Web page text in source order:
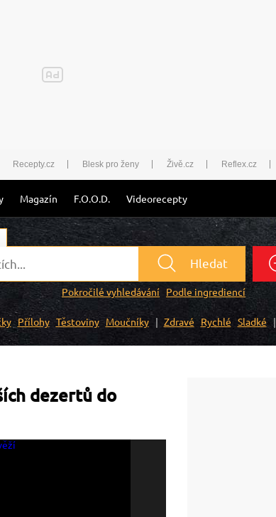
Recepty.cz Blesk pro ženy Živě.cz Reflex.cz
Magazín F.O.O.D. Videorecepty
Hledat
Pokročilé vyhledávání Podle ingrediencí
Přílohy Těstoviny Moučníky Zdravé Rychlé Sladké
dezertů do